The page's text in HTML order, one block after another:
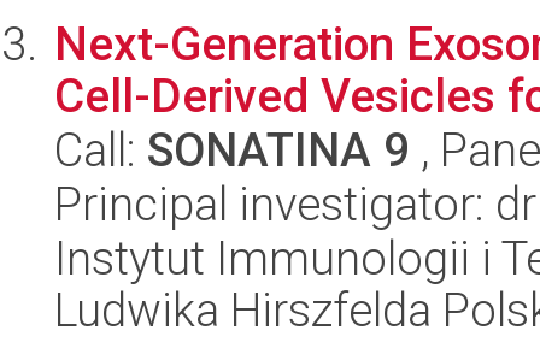
Next-Generation
Cell-Derived Vesicles
Call: SONATINA 9 ,
Principal investigator:
Instytut Immunologii i
Ludwika Hirszfelda